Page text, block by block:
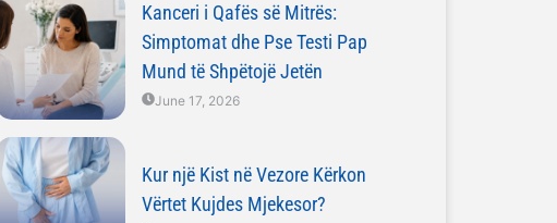
Kanceri i Qafës së Mitrës:
Simptomat dhe Pse Testi Pap
Mund të Shpëtojë Jetën
June 17, 2026
Kur një Kist në Vezore Kërkon
Vërtet Kujdes Mjekesor?